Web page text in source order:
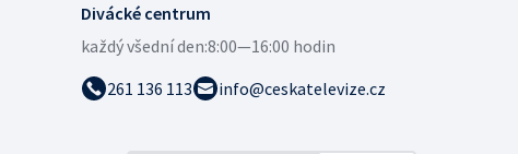
Divácké centrum
každý všední den:8:00—16:00 hodin
261 136 113
info@ceskatelevize.cz